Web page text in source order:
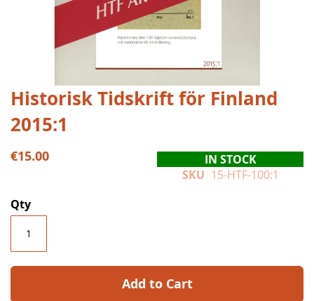
Skip
to
the
of
gallery
Historisk Tidskrift för Finland
2015:1
€15.00
IN STOCK
SKU 15-HTF-100:1
Qty
Add to Cart